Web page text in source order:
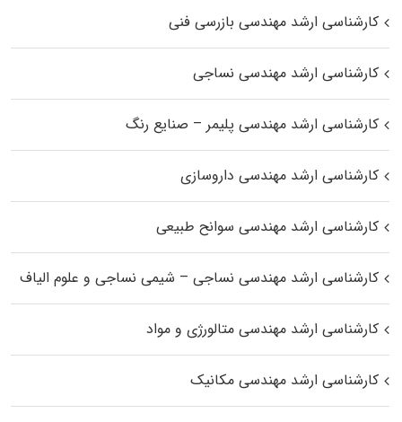
کارشناسی ارشد مهندسی بازرسی فنی
کارشناسی ارشد مهندسی نساجی
کارشناسی ارشد مهندسی پلیمر – صنایع رنگ
کارشناسی ارشد مهندسی داروسازی
کارشناسی ارشد مهندسی سوانح طبیعی
کارشناسی ارشد مهندسی نساجی – شیمی نساجی و علوم الیاف
کارشناسی ارشد مهندسی متالورژی و مواد
کارشناسی ارشد مهندسی مکانیک